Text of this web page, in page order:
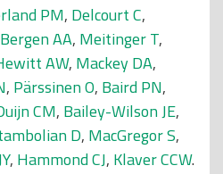
PM, Delcourt C,
Bergen AA, Meitinger T,
AW, Mackey DA,
, Pärssinen O, Baird PN,
CM, Bailey-Wilson JE,
D, MacGregor S,
, Hammond CJ, Klaver CCW.